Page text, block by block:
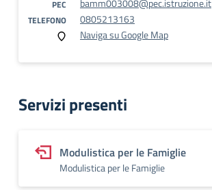
PEC bamm003008@pec.istruzione.it
TELEFONO
0805213163
Naviga su Google Map
Servizi presenti
Modulistica per le Famiglie
Modulistica per le Famiglie